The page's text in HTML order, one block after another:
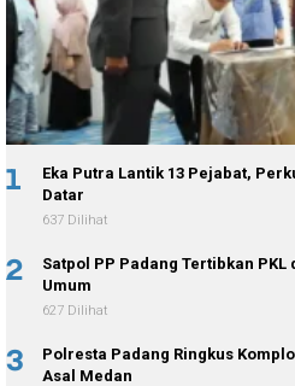
1
Eka Putra Lantik 13 Pejabat,
Datar
637 Dilihat
2
Satpol PP Padang Tertibkan
Umum
627 Dilihat
3
Polresta Padang Ringkus
Asal Medan